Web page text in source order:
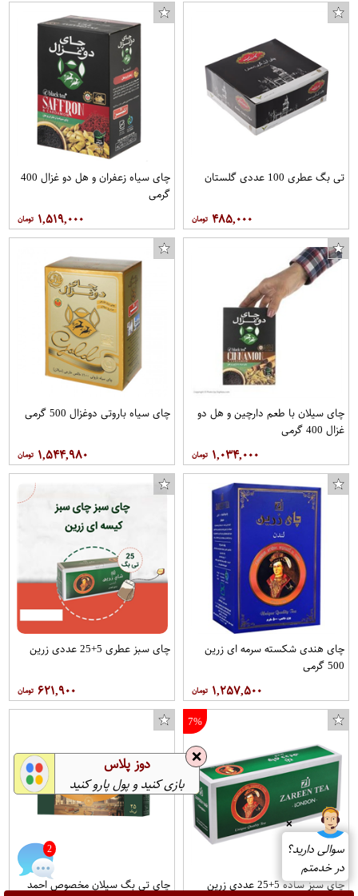
تی بگ عطری 100 عددی گلستان
۴۸۵,۰۰۰
چای سیاه زعفران و هل دو غزال 400
گرمی
۱,۵۱۹,۰۰۰
چای سیلان با طعم دارچین و هل دو
غزال 400 گرمی
۱,۰۳۴,۰۰۰
چای سیاه باروتی دوغزال 500 گرمی
۱,۵۴۴,۹۸۰
چای هندی شکسته سرمه ای زرین
500 گرمی
۱,۲۵۷,۵۰۰
چای سبز عطری 5+25 عددی زرین
۶۲۱,۹۰۰
7%
چای سبز ساده 5+25 عددی زرین
چای تی بگ سیلان مخصوص احمد
❌
سوالی دارید؟
در خدمتم
2
❌ دوز پلاس
بازی کنید و پول پارو کنید